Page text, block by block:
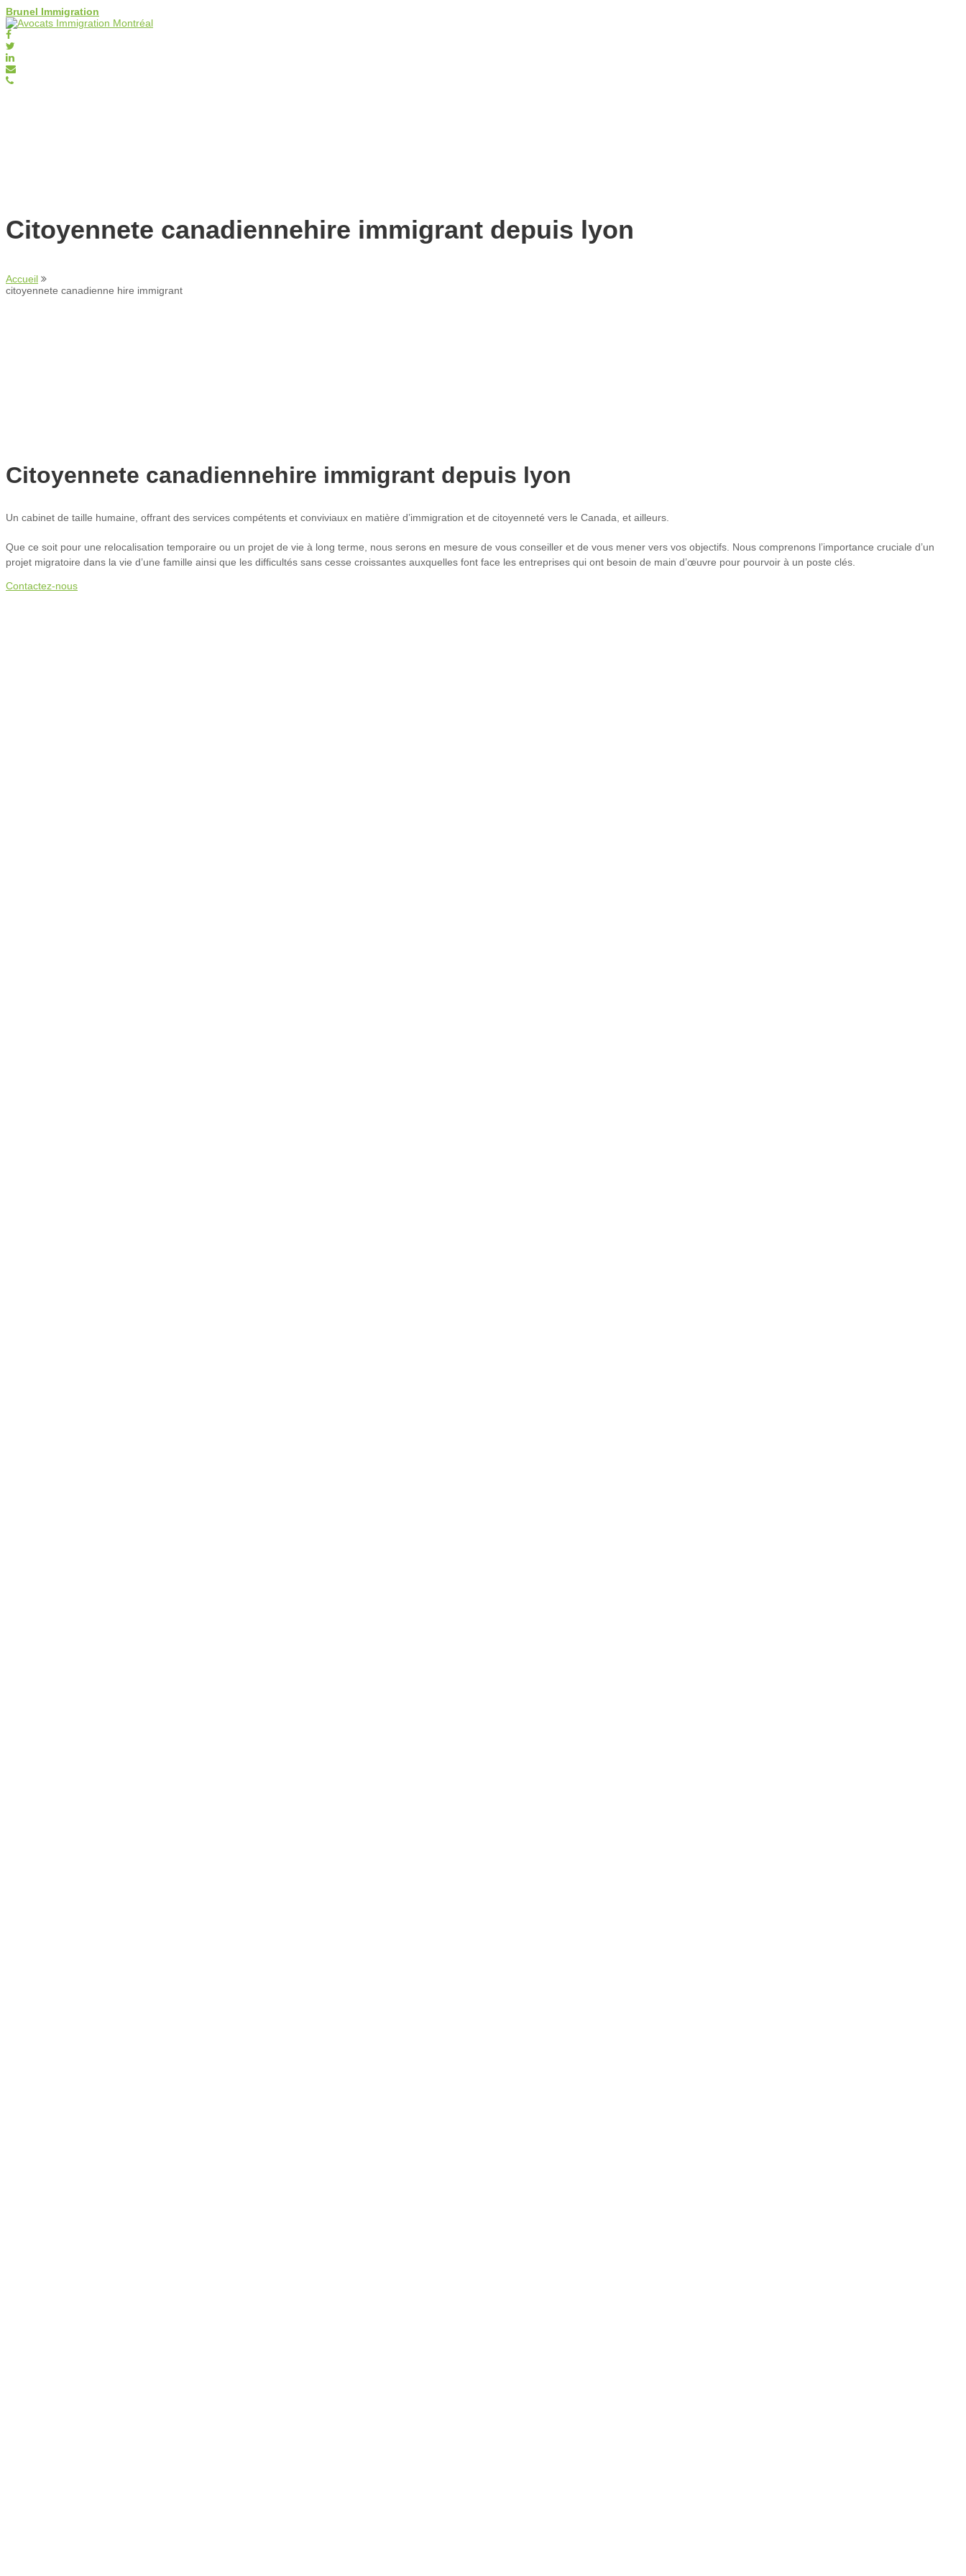
Brunel Immigration
Citoyennete canadiennehire immigrant depuis lyon
Accueil
citoyennete canadienne hire immigrant
Citoyennete canadiennehire immigrant depuis lyon
Un cabinet de taille humaine, offrant des services compétents et conviviaux en matière d’immigration et de citoyenneté vers le Canada, et ailleurs.
Que ce soit pour une relocalisation temporaire ou un projet de vie à long terme, nous serons en mesure de vous conseiller et de vous mener vers vos objectifs. Nous comprenons l’importance cruciale d’un
projet migratoire dans la vie d’une famille ainsi que les difficultés sans cesse croissantes auxquelles font face les entreprises qui ont besoin de main d’œuvre pour pourvoir à un poste clés.
Contactez-nous